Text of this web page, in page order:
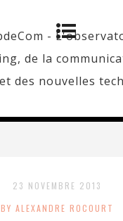
23 NOVEMBRE 2013
BY ALEXANDRE ROCOURT